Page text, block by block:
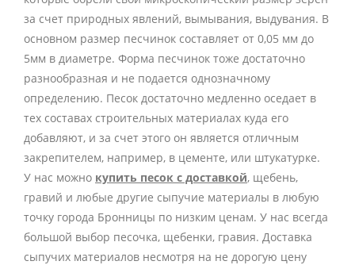
за счет природных явлений, вымывания, выдувания. В
основном размер песчинок составляет от 0,05 мм до
5мм в диаметре. Форма песчинок тоже достаточно
разнообразная и не подается однозначному
определению. Песок достаточно медленно оседает в
тех составах строительных материалах куда его
добавляют, и за счет этого он является отличным
закрепителем, например, в цементе, или штукатурке.
У нас можно купить песок с доставкой, щебень,
гравий и любые другие сыпучие материалы в любую
точку города Бронницы по низким ценам. У нас всегда
большой выбор песочка, щебенки, гравия. Доставка
сыпучих материалов несмотря на не дорогую цену